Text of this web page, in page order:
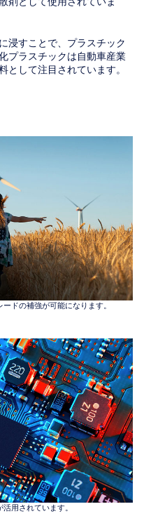
浸すことで、プラスチック
プラスチックは自動車産業
して注目されています。
ドの補強が可能になります。
用されています。